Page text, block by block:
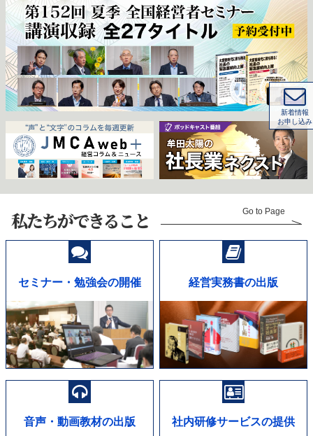
私たちができること Go to Page
セミナー・勉強会の開催 経営実務書の出版
音声・動画教材の出版 社内研修サービスの提供
新着情報
お申し込み